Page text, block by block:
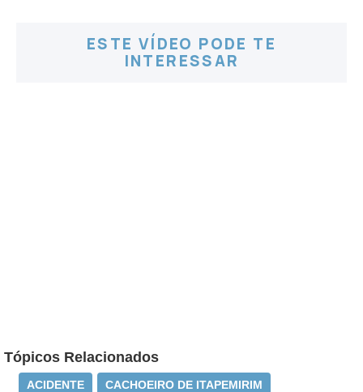
ESTE VÍDEO PODE TE
INTERESSAR
Tópicos Relacionados
ACIDENTE CACHOEIRO DE ITAPEMIRIM